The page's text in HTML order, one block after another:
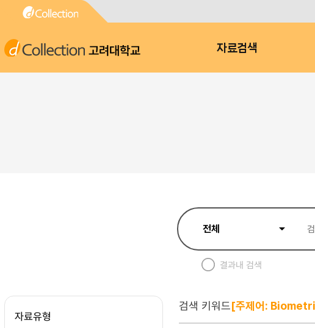
고려대학교 자료검색
결과내 검색
자료유형
검색 키워드[주제어: